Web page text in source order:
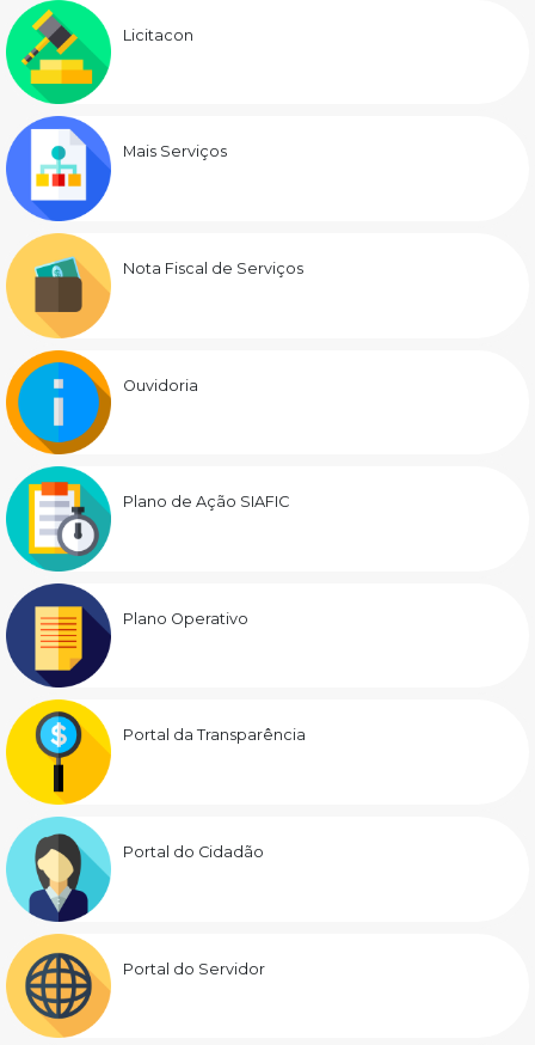
Licitacon
Mais Serviços
Nota Fiscal de Serviços
Ouvidoria
Plano de Ação SIAFIC
Plano Operativo
Portal da Transparência
Portal do Cidadão
Portal do Servidor